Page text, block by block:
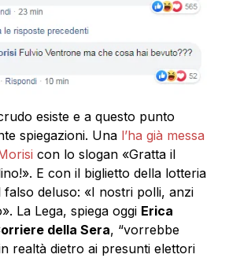
esiste e a questo punto
spiegazioni. Una l’ha già messa
con lo slogan «Gratta il
E con il biglietto della lotteria
deluso: «I nostri polli, anzi
La Lega, spiega oggi Erica
della Sera, “vorrebbe
realtà dietro ai presunti elettori